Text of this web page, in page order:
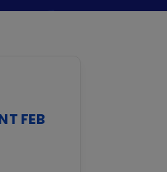
FEB